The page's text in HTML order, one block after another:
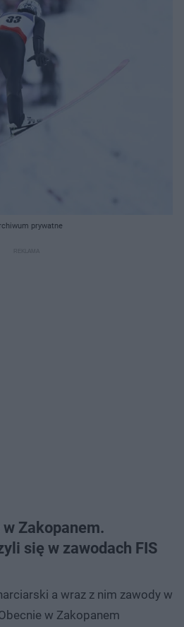
prywatne
Zakopanem.
się w zawodach FIS
a wraz z nim zawody w
w Zakopanem